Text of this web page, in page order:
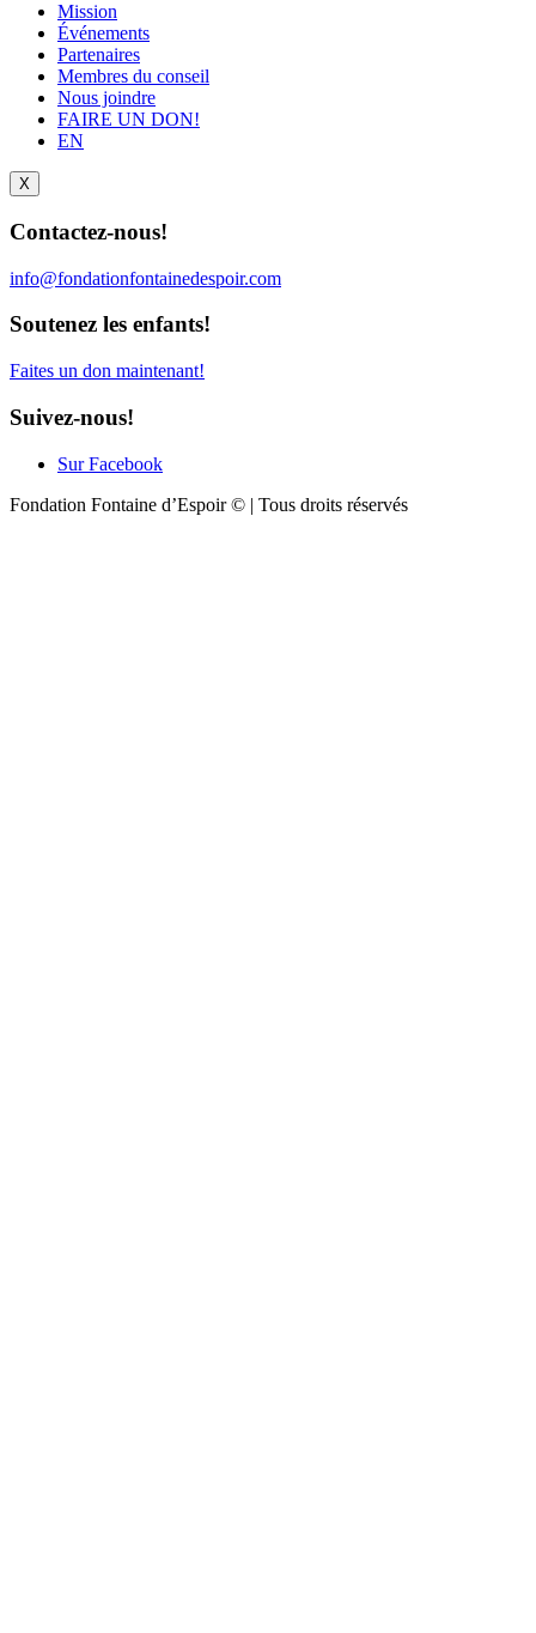
Mission
Événements
Partenaires
Membres du conseil
Nous joindre
FAIRE UN DON!
EN
X
Contactez-nous!
info@fondationfontainedespoir.com
Soutenez les enfants!
Faites un don maintenant!
Suivez-nous!
Sur Facebook
Fondation Fontaine d’Espoir © | Tous droits réservés